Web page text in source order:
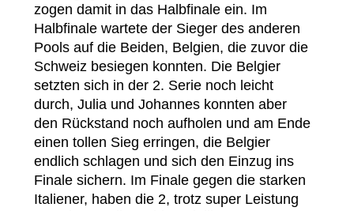
zogen damit in das Halbfinale ein. Im
Halbfinale wartete der Sieger des anderen
Pools auf die Beiden, Belgien, die zuvor die
Schweiz besiegen konnten. Die Belgier
setzten sich in der 2. Serie noch leicht
durch, Julia und Johannes konnten aber
den Rückstand noch aufholen und am Ende
einen tollen Sieg erringen, die Belgier
endlich schlagen und sich den Einzug ins
Finale sichern. Im Finale gegen die starken
Italiener, haben die 2, trotz super Leistung